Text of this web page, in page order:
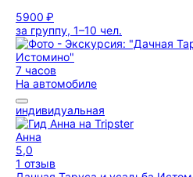
5900 ₽
за группу, 1–10 чел.
7 часов
На автомобиле
индивидуальная
Анна
5,0
1 отзыв